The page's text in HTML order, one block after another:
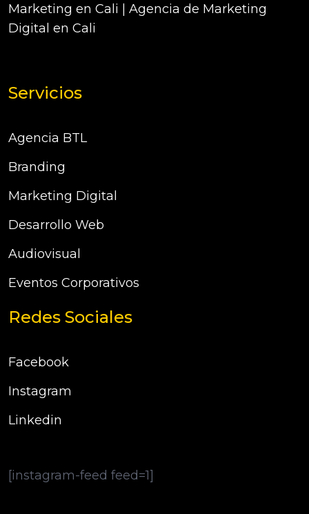
Marketing en Cali | Agencia de Marketing
Digital en Cali
Servicios
Agencia BTL
Branding
Marketing Digital
Desarrollo Web
Audiovisual
Eventos Corporativos
Redes Sociales
Facebook
Instagram
Linkedin
[instagram-feed feed=1]